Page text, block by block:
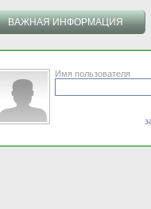
ВАЖНАЯ ИНФОРМАЦИЯ
Имя пользователя